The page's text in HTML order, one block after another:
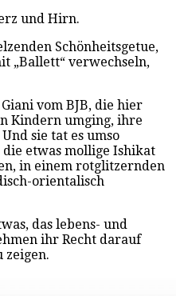
und Hirn.
Schönheitsgetue,
„Ballett“ verwechseln,
vom BJB, die hier
Kindern umging, ihre
sie tat es umso
etwas mollige Ishikat
in einem rotglitzernden
orientalisch
das lebens- und
ihr Recht darauf
zeigen.